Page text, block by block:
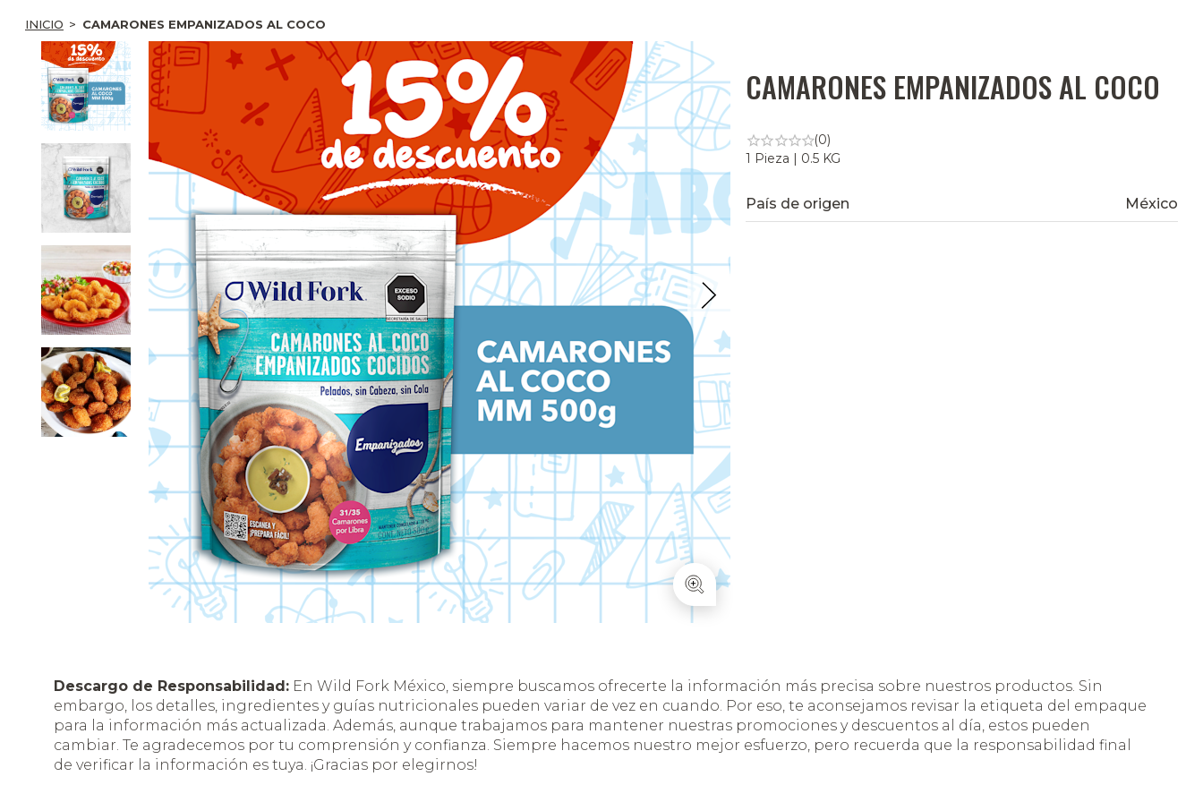
INICIO CAMARONES EMPANIZADOS AL COCO
CAMARONES EMPANIZADOS AL COCO
(0)
1 Pieza | 0.5 KG
País de origen México
Descargo de Responsabilidad: En Wild Fork México, siempre buscamos ofrecerte la información más precisa sobre nuestros productos. Sin
embargo, los detalles, ingredientes y guías nutricionales pueden variar de vez en cuando. Por eso, te aconsejamos revisar la etiqueta del empaque
para la información más actualizada. Además, aunque trabajamos para mantener nuestras promociones y descuentos al día, estos pueden
cambiar. Te agradecemos por tu comprensión y confianza. Siempre hacemos nuestro mejor esfuerzo, pero recuerda que la responsabilidad final
de verificar la información es tuya. ¡Gracias por elegirnos!